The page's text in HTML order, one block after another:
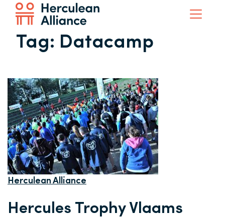
Tag: Datacamp
Herculean Alliance
Hercules Trophy Vlaams